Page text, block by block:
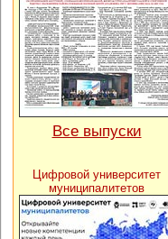
Все выпуски
Цифровой университет
муниципалитетов